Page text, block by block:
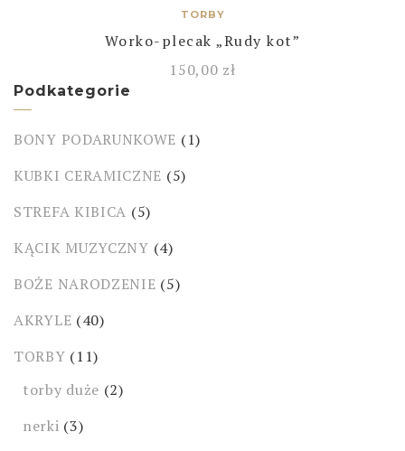
TORBY
Worko-plecak „Rudy kot”
150,00 zł
Podkategorie
BONY PODARUNKOWE (1)
KUBKI CERAMICZNE (5)
STREFA KIBICA (5)
KĄCIK MUZYCZNY (4)
BOŻE NARODZENIE (5)
AKRYLE (40)
TORBY (11)
torby duże (2)
nerki (3)